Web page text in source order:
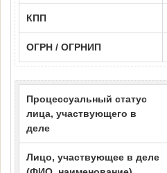
КПП
ОГРН / ОГРНИП
Процессуальный статус
лица, участвующего в
деле
Лицо, участвующее в деле